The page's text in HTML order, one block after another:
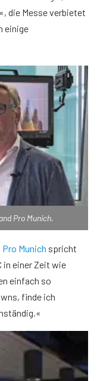
die Messe verbietet
einige
Pro Munich.
Pro Munich spricht
in einer Zeit wie
einfach so
finde ich